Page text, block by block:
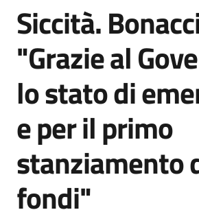
un
comunicato
Risorse
Agenzia
di
informazione
e
Salta al contenuto
Siccità.
"Grazie al
lo stato di
e per il primo
stanziamento
fondi"